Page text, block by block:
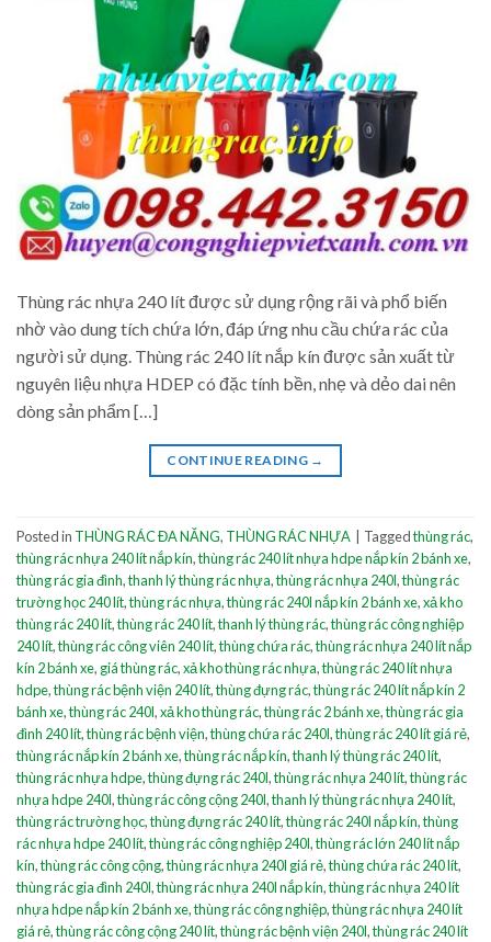
Thùng rác nhựa 240 lít được sử dụng rộng rãi và phổ biến
nhờ vào dung tích chứa lớn, đáp ứng nhu cầu chứa rác của
người sử dụng. Thùng rác 240 lít nắp kín được sản xuất từ
nguyên liệu nhựa HDEP có đặc tính bền, nhẹ và dẻo dai nên
dòng sản phẩm […]
CONTINUE READING →
Posted in THÙNG RÁC ĐA NĂNG, THÙNG RÁC NHỰA Taggedthùng rác,
thùng rác nhựa 240 lít nắp kín,thùng rác 240 lít nhựa hdpe nắp kín 2 bánh xe,
thùng rác gia đình,thanh lý thùng rác nhựa,thùng rác nhựa 240l,thùng rác
trường học 240 lít,thùng rác nhựa,thùng rác 240l nắp kín 2 bánh xe,xả kho
thùng rác 240 lít,thùng rác 240 lít,thanh lý thùng rác,thùng rác công nghiệp
240 lít,thùng rác công viên 240 lít,thùng chứa rác,thùng rác nhựa 240 lít nắp
kín 2 bánh xe, giá thùng rác,xả kho thùng rác nhựa,thùng rác 240 lít nhựa
hdpe,thùng rác bệnh viện 240 lít,thùng đựng rác,thùng rác 240 lít nắp kín 2
bánh xe,thùng rác 240l,xả kho thùng rác,thùng rác 2 bánh xe,thùng rác gia
đình 240 lít,thùng rác bệnh viện,thùng chứa rác 240l,thùng rác 240 lít giá rẻ,
thùng rác nắp kín 2 bánh xe,thùng rác nắp kín,thanh lý thùng rác 240 lít,
thùng rác nhựa hdpe,thùng đựng rác 240l,thùng rác nhựa 240 lít,thùng rác
nhựa hdpe 240l,thùng rác công cộng 240l,thanh lý thùng rác nhựa 240 lít,
thùng rác trường học,thùng đựng rác 240 lít,thùng rác 240l nắp kín,thùng
rác nhựa hdpe 240 lít,thùng rác công nghiệp 240l,thùng rác lớn 240 lít nắp
kín,thùng rác công cộng,thùng rác nhựa 240l giá rẻ,thùng chứa rác 240 lít,
thùng rác gia đình 240l,thùng rác nhựa 240l nắp kín,thùng rác nhựa 240 lít
nhựa hdpe nắp kín 2 bánh xe,thùng rác công nghiệp,thùng rác nhựa 240 lít
giá rẻ,thùng rác công cộng 240 lít,thùng rác bệnh viện 240l,thùng rác 240 lít